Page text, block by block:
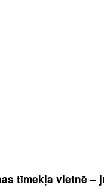
tīmekļa vietnē –